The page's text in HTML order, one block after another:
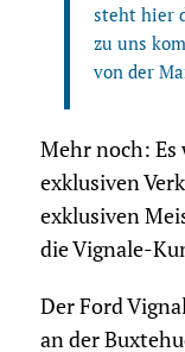
steht hier
zu uns
von der
Mehr noch:
exklusiven
exklusiven
die Vignale-
Der Ford
an der